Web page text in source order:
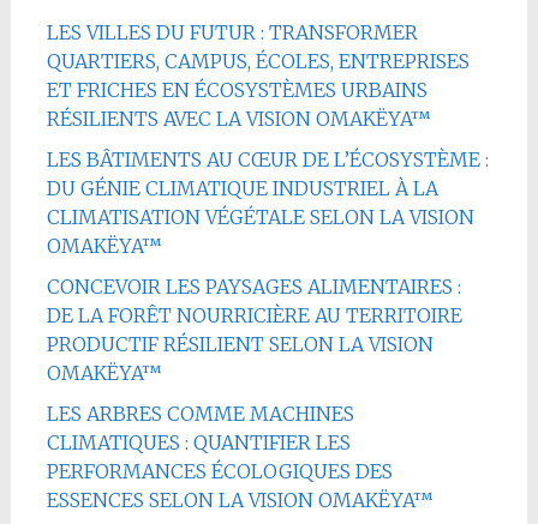
LES VILLES DU FUTUR : TRANSFORMER
QUARTIERS, CAMPUS, ÉCOLES, ENTREPRISES
ET FRICHES EN ÉCOSYSTÈMES URBAINS
RÉSILIENTS AVEC LA VISION OMAKËYA™
LES BÂTIMENTS AU CŒUR DE L’ÉCOSYSTÈME :
DU GÉNIE CLIMATIQUE INDUSTRIEL À LA
CLIMATISATION VÉGÉTALE SELON LA VISION
OMAKËYA™
CONCEVOIR LES PAYSAGES ALIMENTAIRES :
DE LA FORÊT NOURRICIÈRE AU TERRITOIRE
PRODUCTIF RÉSILIENT SELON LA VISION
OMAKËYA™
LES ARBRES COMME MACHINES
CLIMATIQUES : QUANTIFIER LES
PERFORMANCES ÉCOLOGIQUES DES
ESSENCES SELON LA VISION OMAKËYA™